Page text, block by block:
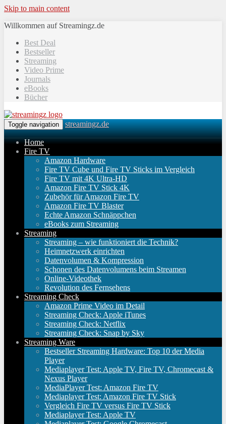
Skip to main content
Willkommen auf Streamingz.de
Best Deal
Bestseller
Streaming
Video Prime
Journals
eBooks
Bücher
Toggle navigation streamingz.de
Home
Fire TV
Amazon Hardware
Fire TV Cube und Fire TV Sticks im Vergleich
Fire TV mit 4K Ultra-HD
Amazon Fire TV Stick 4K
Zubehör für Amazon Fire TV
Amazon Fire TV Blaster
Echte Amazon Schnäppchen
eBooks zum Streaming
Streaming
Streaming – wie funktioniert die Technik?
Heimnetzwerk einrichten
Datenvolumen & Kompression
Schonen des Datenvolumens beim Streamen
Online-Videothek
Revolution des Fernsehens
Streaming Check
Amazon Prime Video im Detail
Streaming Check: Apple iTunes
Streaming Check: Netflix
Streaming Check: Snap by Sky
Streaming Ware
Bestseller Streaming Hardware: Top 10 der Media
Player
Mediaplayer Test: Apple TV, Fire TV, Chromecast &
Nexus Player
MediaPlayer Test: Amazon Fire TV
Mediaplayer Test: Amazon Fire TV Stick
Vergleich Fire TV versus Fire TV Stick
Mediaplayer Test: Apple TV